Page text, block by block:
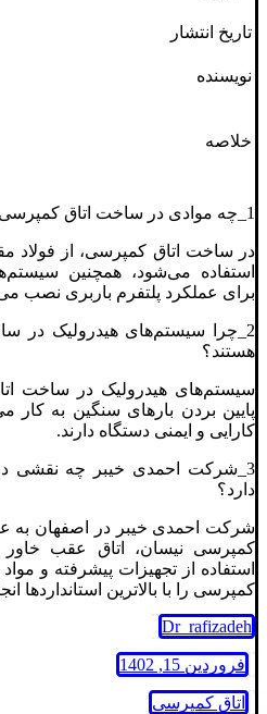
تاریخ انتشار
نویسنده
خلاصه
1_چه موادی در ساخت اتاق کمپرسی استفاده می‌شود؟
در ساخت اتاق کمپرسی، از فولاد
استفاده می‌شود، همچنین
برای عملکرد پلتفرم باربری نصب
2_چرا سیستم‌های هیدرولیک در
هستند؟
سیستم‌های هیدرولیک در ساخت
پایین بردن بارهای سنگین به کار
کارایی و ایمنی دستگاه دارند.
3_شرکت احمدی خیبر چه نقشی
دارد؟
شرکت احمدی خیبر در اصفهان به
کمپرسی نیسان، اتاق عقب خاور
استفاده از تجهیزات پیشرفته و
کمپرسی را با بالاترین استانداردها
Dr_rafizadeh
فروردین 15, 1402
اتاق کمپرسی